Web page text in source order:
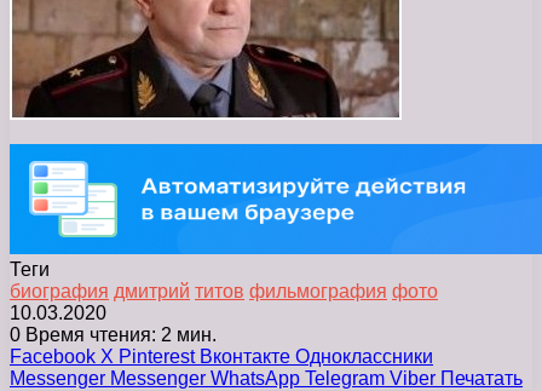
Теги
биография дмитрий титов фильмография фото
10.03.2020
0 Время чтения: 2 мин.
Facebook X Pinterest Вконтакте Одноклассники
Messenger Messenger WhatsApp Telegram Viber Печатать